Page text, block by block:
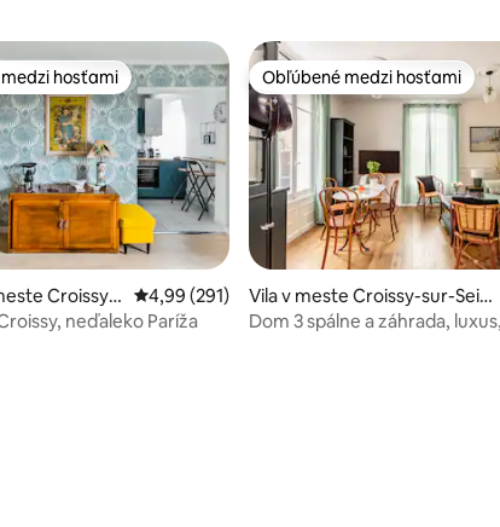
medzi hosťami
hosťami
Croissy-s Priemerné ohodnotenie 4,99 z 5, počet
4,99 (291)
neďaleko Paríža
Obľúbené medzi hosťami
Obľúbené medzi hosťami
Vila v meste Croissy-sur-Sein
e
Dom 3 spálne a záhrada,